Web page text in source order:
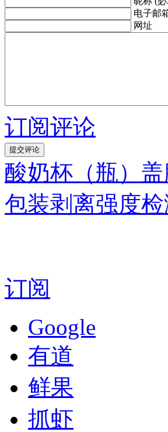
电子邮
网址
订阅评论
酸奶杯（瓶）
包装剥离强度
订阅
Google
有道
鲜果
抓虾